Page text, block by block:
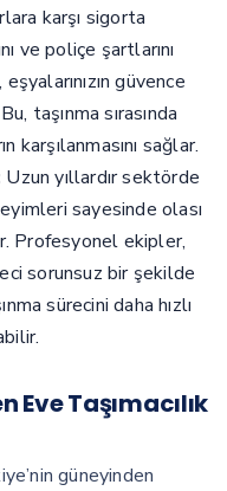
karşı sigorta
ve poliçe şartlarını
güvence
taşınma sırasında
karşılanmasını sağlar.
Uzun yıllardır sektörde
sayesinde olası
Profesyonel ekipler,
sorunsuz bir şekilde
sürecini daha hızlı
Eve Taşımacılık
güneyinden